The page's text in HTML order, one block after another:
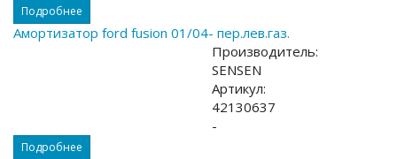
Подробнее
Амортизатор ford fusion 01/04- пер.лев.газ.
Производитель:
SENSEN
Артикул:
42130637
-
Подробнее